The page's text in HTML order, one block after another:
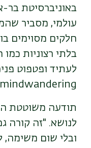
באוניברסיטת בר-
עולמי, מסביר
חלקים מסוימים
בלתי רצוניות
לעתיד ופטפוט
mindwandering
תודעה משוטטת
לנושא. "זה קורה
ובלי שום משימה,